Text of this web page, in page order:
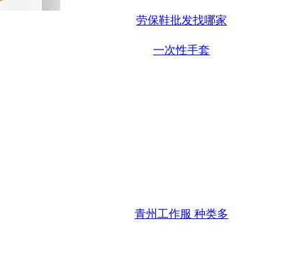
劳保鞋批发找哪家
一次性手套
青州工作服 种类多